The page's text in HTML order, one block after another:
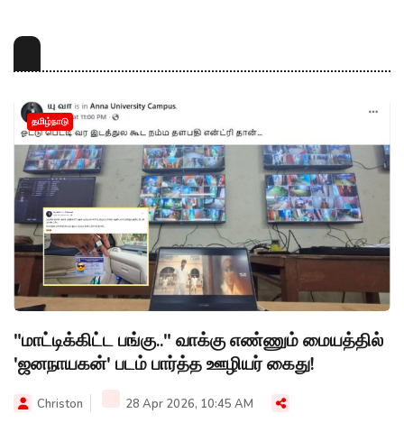
தமிழ்நாடு
"மாட்டிக்கிட்ட பங்கு.." வாக்கு எண்ணும் மையத்தில்
'ஜனநாயகன்' படம் பார்த்த ஊழியர் கைது!
Christon 28 Apr 2026, 10:45 AM